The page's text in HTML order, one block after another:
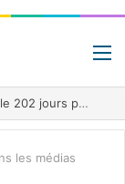
Pourquoi un salarié français moyen travaille 202 jours par an pour financer impôts et cotisations, un record dans toute l’Union européenne
les médias